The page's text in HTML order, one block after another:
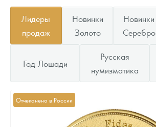
Лидеры
продаж
Новинки
Золото
Новинки
Серебро
Год Лошади
Русская
нумизматика
Отчеканено в России